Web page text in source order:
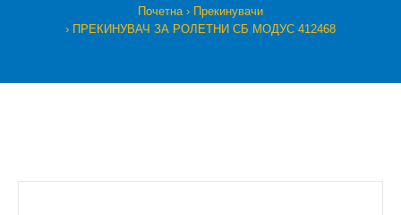
Почетна
Прекинувачи
ПРЕКИНУВАЧ ЗА РОЛЕТНИ СБ МОДУС 412468